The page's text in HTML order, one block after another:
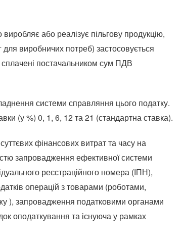
або реалізує пільгову продукцію,
виробничих потреб) застосовується
постачальником сум ПДВ
системи справляння цього податку.
(у %) 0, 1, 6, 12 та 21 (стандартна ставка).
фінансових витрат та часу на
запровадження ефективної системи
реєстраційного номера (ІПН),
операцій з товарами (роботами,
), запровадження податковими органами
оподаткування та існуюча у рамках